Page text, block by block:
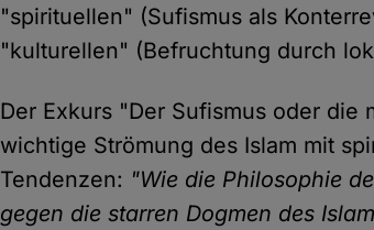
"spirituellen" (Sufismus als
"kulturellen" (Befruchtung durch
Der Exkurs "Der Sufismus oder
wichtige Strömung des Islam mit
Tendenzen: "Wie die Philosophie
gegen die starren Dogmen des